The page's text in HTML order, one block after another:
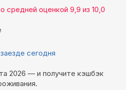
средней оценкой 9,9 из 10,0
сегодня
2026 — и получите кэшбэк